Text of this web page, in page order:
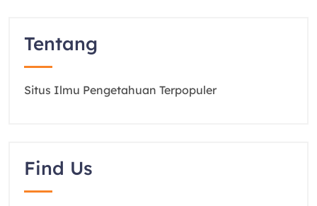
Tentang
Situs Ilmu Pengetahuan Terpopuler
Find Us